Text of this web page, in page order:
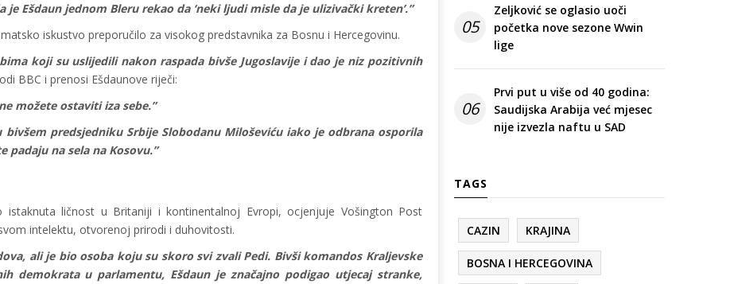
Ešdaun jednom Bleru rekao da ‘neki ljudi misle da je ulizivački kreten’.”
iskustvo preporučilo za visokog predstavnika za Bosnu i Hercegovinu.
koji su uslijedili nakon raspada bivše Jugoslavije i dao je niz pozitivnih
BBC i prenosi Ešdaunove riječi:
možete ostaviti iza sebe.”
predsjedniku Srbije Slobodanu Miloševiću iako je odbrana osporila
na sela na Kosovu.”
istaknuta ličnost u Britaniji i kontinentalnoj Evropi, ocjenjuje Vošington Post
intelektu, otvorenoj prirodi i duhovitosti.
ali je bio osoba koju su skoro svi zvali Pedi. Bivši komandos Kraljevske
demokrata u parlamentu, Ešdaun je značajno podigao utjecaj stranke,
05
Zeljković se oglasio uoči
početka nove sezone Wwin
lige
06
Prvi put u više od 40 godina:
Saudijska Arabija već mjesec
nije izvezla naftu u SAD
TAGS
CAZIN KRAJINA
BOSNA I HERCEGOVINA